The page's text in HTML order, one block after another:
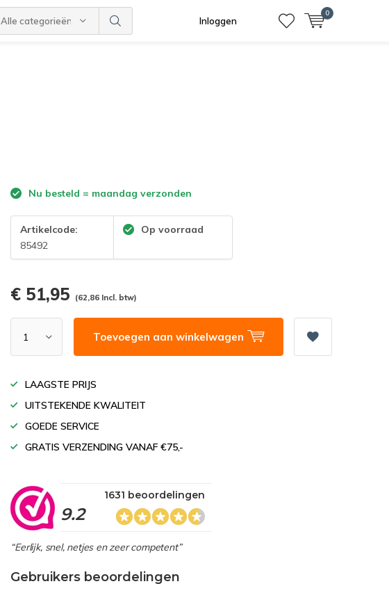
Alle categorieën Inloggen
0
Nu besteld = maandag verzonden
Artikelcode:
85492
Op voorraad
€ 51,95 (62,86 Incl. btw)
Toevoegen aan winkelwagen
LAAGSTE PRIJS
UITSTEKENDE KWALITEIT
GOEDE SERVICE
GRATIS VERZENDING VANAF €75,-
9.2
1631 beoordelingen
“Eerlijk, snel, netjes en zeer competent”
Gebruikers beoordelingen